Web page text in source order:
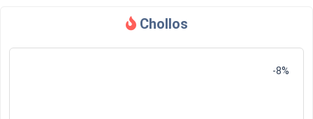
Chollos
-8%